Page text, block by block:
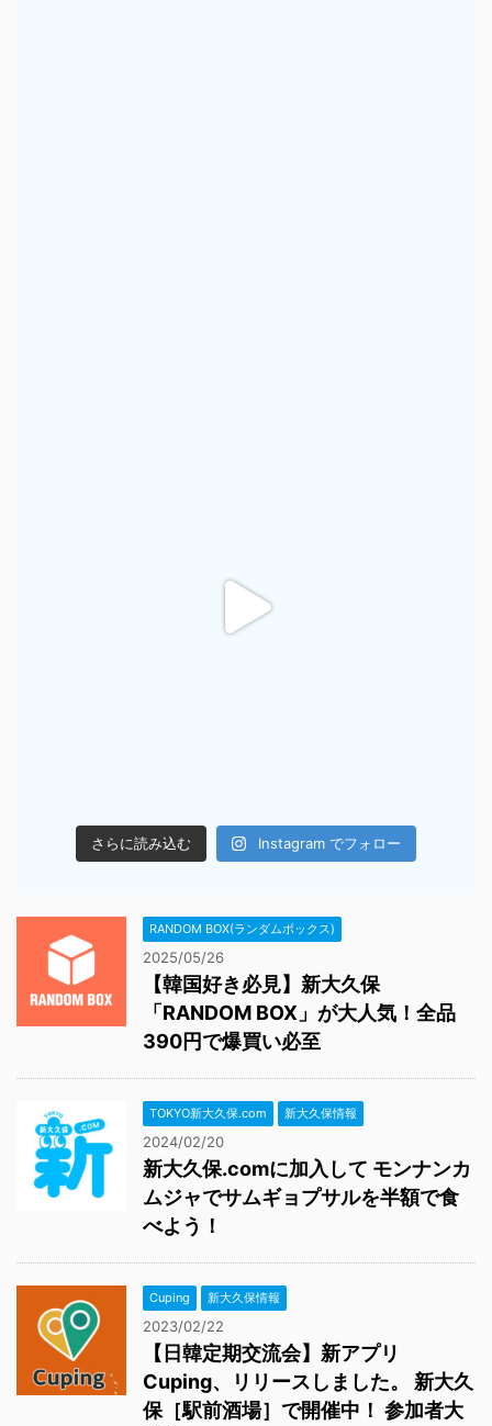
さらに読み込む Instagram でフォロー
RANDOM BOX(ランダムボックス)
2025/05/26
【韓国好き必見】新大久保
「RANDOM BOX」が大人気！全品
390円で爆買い必至
TOKYO新大久保.com 新大久保情報
2024/02/20
新大久保.comに加入して モンナンカ
ムジャでサムギョプサルを半額で食
べよう！
Cuping 新大久保情報
2023/02/22
【日韓定期交流会】新アプリ
Cuping、リリースしました。 新大久
保［駅前酒場］で開催中！ 参加者大